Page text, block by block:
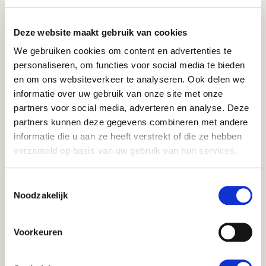
Deze website maakt gebruik van cookies
We gebruiken cookies om content en advertenties te
personaliseren, om functies voor social media te bieden
en om ons websiteverkeer te analyseren. Ook delen we
informatie over uw gebruik van onze site met onze
partners voor social media, adverteren en analyse. Deze
partners kunnen deze gegevens combineren met andere
informatie die u aan ze heeft verstrekt of die ze hebben
verzameld op basis van uw gebruik van hun services.
Noodzakelijk
Voorkeuren
Begin 2024 groeide de behoefte om te herzien en de
bestaande regelgeving en beleidskaders aan te scherpen.
Nieuwe woonvormen zijn ontwikkeld, signalen uit buurten
namen toe en de behoefte aan duidelijke kaders werd
Samen met gemeente Terneuzen werkten wij aan een
pakket van juridisch houdbare én praktisch uitvoerbare
instrumenten. Daarbij vormden de Wet goed
verhuurderschap, de Huisvestingswet 2014, beleidsregels,
bouwstenen.
Geen standaardoplossingen, maar maatwerk dat aansluit
bij de specifieke situatie van Zeeuws-Vlaanderen.